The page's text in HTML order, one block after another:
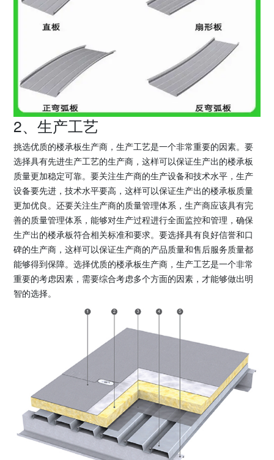
2、生产工艺
挑选优质的楼承板生产商，生产工艺是一个非常重要的因素。要
选择具有先进生产工艺的生产商，这样可以保证生产出的楼承板
质量更加稳定可靠。要关注生产商的生产设备和技术水平，生产
设备要先进，技术水平要高，这样可以保证生产出的楼承板质量
更加优良。还要关注生产商的质量管理体系，生产商应该具有完
善的质量管理体系，能够对生产过程进行全面监控和管理，确保
生产出的楼承板符合相关标准和要求。要选择具有良好信誉和口
碑的生产商，这样可以保证生产商的产品质量和售后服务质量都
能够得到保障。选择优质的楼承板生产商，生产工艺是一个非常
重要的考虑因素，需要综合考虑多个方面的因素，才能够做出明
智的选择。